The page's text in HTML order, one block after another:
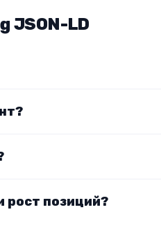
JSON-LD
рост позиций?